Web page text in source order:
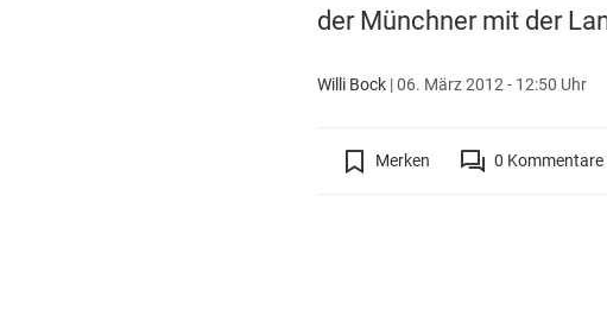
der Münchner mit der
Willi Bock|06. März 2012 - 12:50 Uhr
Merken 0 Kommentare